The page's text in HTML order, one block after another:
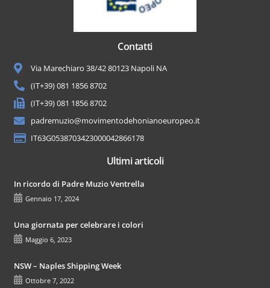
Contatti
Via Marechiaro 38/42 80123 Napoli NA
(IT+39) 081 1856 8702
(IT+39) 081 1856 8702
padremuzio@movimentodehonianoeuropeo.it
IT63G0538703423000042866178
Ultimi articoli
In ricordo di Padre Muzio Ventrella
Gennaio 17, 2024
Una giornata per celebrare i colori
Maggio 6, 2023
NSW – Naples Shipping Week
Ottobre 7, 2022